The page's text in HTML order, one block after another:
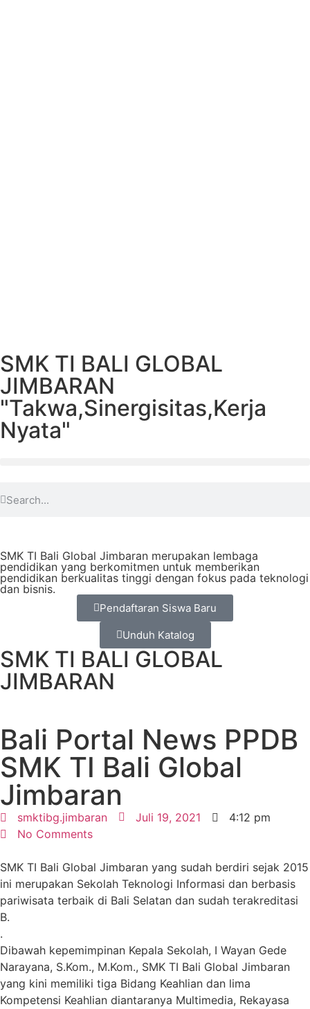
SMK TI BALI GLOBAL
JIMBARAN
"Takwa,Sinergisitas,Kerja
Nyata"
SMK TI Bali Global Jimbaran merupakan lembaga
pendidikan yang berkomitmen untuk memberikan
pendidikan berkualitas tinggi dengan fokus pada teknologi
dan bisnis.
Pendaftaran Siswa Baru
Unduh Katalog
SMK TI BALI GLOBAL
JIMBARAN
Bali Portal News PPDB
SMK TI Bali Global
Jimbaran
smktibg.jimbaran Juli 19, 2021
4:12 pm
No Comments
SMK TI Bali Global Jimbaran yang sudah berdiri sejak 2015
ini merupakan Sekolah Teknologi Informasi dan berbasis
pariwisata terbaik di Bali Selatan dan sudah terakreditasi
B.
.
Dibawah kepemimpinan Kepala Sekolah, I Wayan Gede
Narayana, S.Kom., M.Kom., SMK TI Bali Global Jimbaran
yang kini memiliki tiga Bidang Keahlian dan lima
Kompetensi Keahlian diantaranya Multimedia, Rekayasa